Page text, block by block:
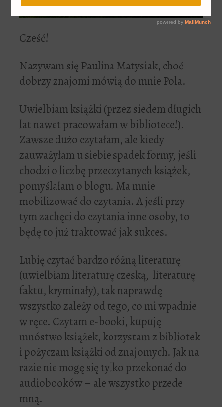
Cześć!
Nazywam się Paulina Matysiak, choć
dobrzy znajomi mówią do mnie Pola.
Uwielbiam książki (przez siedem długich
lat nawet pracowałam w bibliotece!).
Zawsze dużo czytałam, ale kiedy
zauważyłam u siebie spadek formy, jeśli
chodzi o liczbę przeczytanych książek,
pomyślałam o blogu. Ma mnie
mobilizować do czytania. A jeśli przy
tym zachęci do czytania inne osoby, to
będę to już traktować jak sukces.
Lubię czytać bardzo różną literaturę
(uwielbiam literaturę czeską, literaturę
faktu, kryminały), tak naprawdę
wszystko zależy od tego, co mi wpadnie
w ręce. Czytam e-booki, kupuję
mnóstwo książek, korzystam z bibliotek
i pożyczam książki od znajomych. Jak na
razie nie mogę się tylko przekonać do
audiobooków – ale wszystko przede
mną.